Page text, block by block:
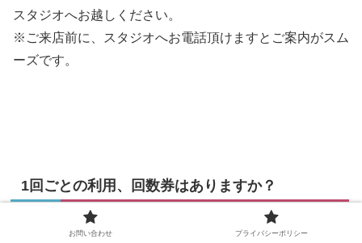
スタジオへお越しください。
※ご来店前に、スタジオへお電話頂けますとご案内がスム
ーズです。
1回ごとの利用、回数券はありますか？
不定期で通われたい方のために、「ビジター会員」をご用
お問い合わせ プライバシーポリシー